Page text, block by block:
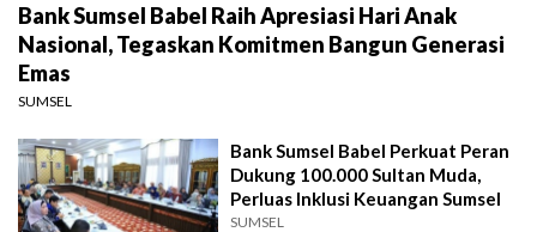
Bank Sumsel Babel Raih Apresiasi Hari Anak
Nasional, Tegaskan Komitmen Bangun Generasi
Emas
SUMSEL
Bank Sumsel Babel Perkuat Peran
Dukung 100.000 Sultan Muda,
Perluas Inklusi Keuangan Sumsel
SUMSEL